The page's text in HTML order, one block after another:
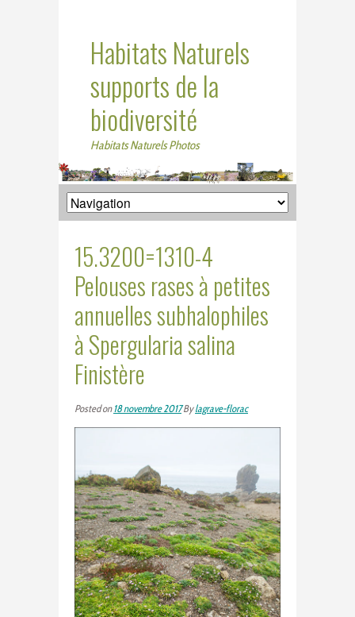
Habitats Naturels
supports de la
biodiversité
Habitats Naturels Photos
15.3200=1310-4
Pelouses rases à petites
annuelles subhalophiles
à Spergularia salina
Finistère
Posted on18 novembre 2017Bylagrave-florac